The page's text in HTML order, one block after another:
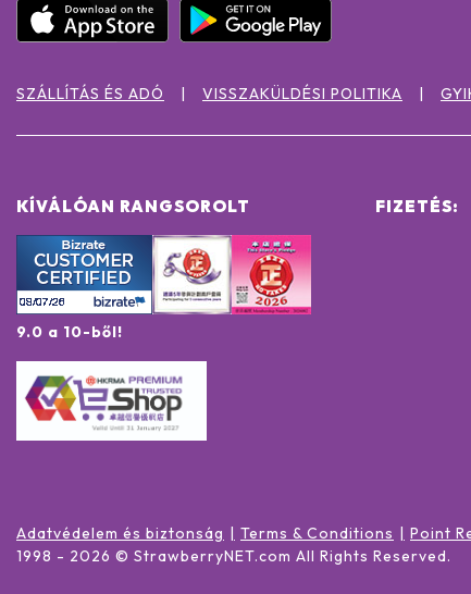
SZÁLLÍTÁS ÉS ADÓ VISSZAKÜLDÉSI POLITIKA
KÍVÁLÓAN RANGSOROLT
9.0 a 10-ből!
FIZETÉS:
Adatvédelem és biztonság Terms & Conditions
Point
1998 - 2026 © StrawberryNET.com All Rights Reserved.